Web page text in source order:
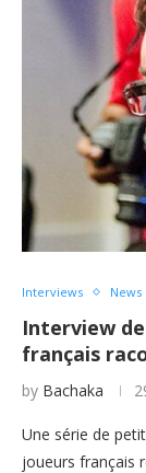
Interviews News
Interview
français
by Bachaka
Une série de
joueurs français